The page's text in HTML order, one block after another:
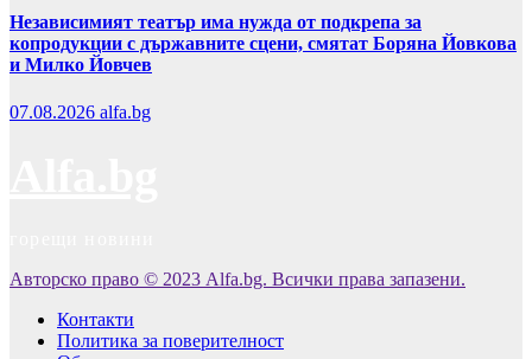
Независимият театър има нужда от подкрепа за
копродукции с държавните сцени, смятат Боряна Йовкова
и Милко Йовчев
07.08.2026 alfa.bg
Авторско право © 2023 Alfa.bg. Всички права запазени.
Контакти
Политика за поверителност